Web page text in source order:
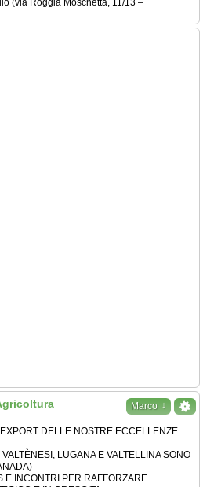
(via Roggia Moschetta, 11/13 –
Marco ↓
DELLE NOSTRE ECCELLENZE
VALTÈNESI, LUGANA E VALTELLINA SONO
E INCONTRI PER RAFFORZARE